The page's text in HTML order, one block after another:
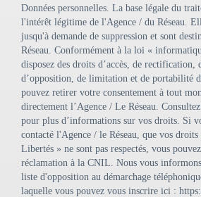
Données personnelles. La base légale du
l'intérêt légitime de l'Agence / du Réseau.
jusqu'à demande de suppression et sont
Réseau. Conformément à la loi «
disposez des droits d’accès, de rectification,
d’opposition, de limitation et de portabilité
pouvez retirer votre consentement à tout
directement l’Agence / Le Réseau.
pour plus d’informations sur vos droits. Si
contacté l'Agence / le Réseau, que vos
Libertés » ne sont pas respectés, vous
réclamation à la CNIL. Nous vous
liste d'opposition au démarchage
laquelle vous pouvez vous inscrire ici :